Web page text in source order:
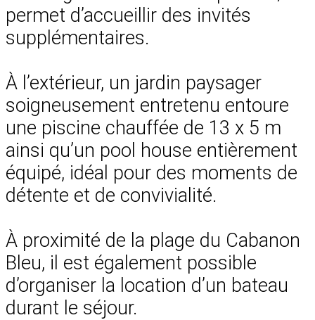
permet d’accueillir des invités
supplémentaires.
À l’extérieur, un jardin paysager
soigneusement entretenu entoure
une piscine chauffée de 13 x 5 m
ainsi qu’un pool house entièrement
équipé, idéal pour des moments de
détente et de convivialité.
À proximité de la plage du Cabanon
Bleu, il est également possible
d’organiser la location d’un bateau
durant le séjour.